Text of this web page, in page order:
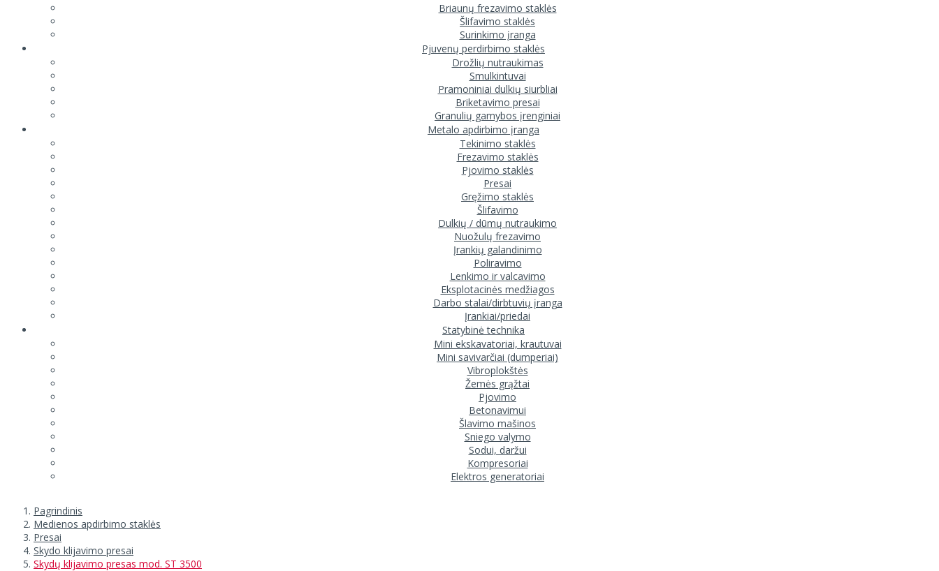
Briaunų frezavimo staklės
Šlifavimo staklės
Surinkimo įranga
Pjuvenų perdirbimo staklės
Drožlių nutraukimas
Smulkintuvai
Pramoniniai dulkių siurbliai
Briketavimo presai
Granulių gamybos įrenginiai
Metalo apdirbimo įranga
Tekinimo staklės
Frezavimo staklės
Pjovimo staklės
Presai
Gręžimo staklės
Šlifavimo
Dulkių / dūmų nutraukimo
Nuožulų frezavimo
Įrankių galandinimo
Poliravimo
Lenkimo ir valcavimo
Eksplotacinės medžiagos
Darbo stalai/dirbtuvių įranga
Įrankiai/priedai
Statybinė technika
Mini ekskavatoriai, krautuvai
Mini savivarčiai (dumperiai)
Vibroplokštės
Žemės grąžtai
Pjovimo
Betonavimui
Šlavimo mašinos
Sniego valymo
Sodui, daržui
Kompresoriai
Elektros generatoriai
Pagrindinis
Medienos apdirbimo staklės
Presai
Skydo klijavimo presai
Skydų klijavimo presas mod. ST 3500